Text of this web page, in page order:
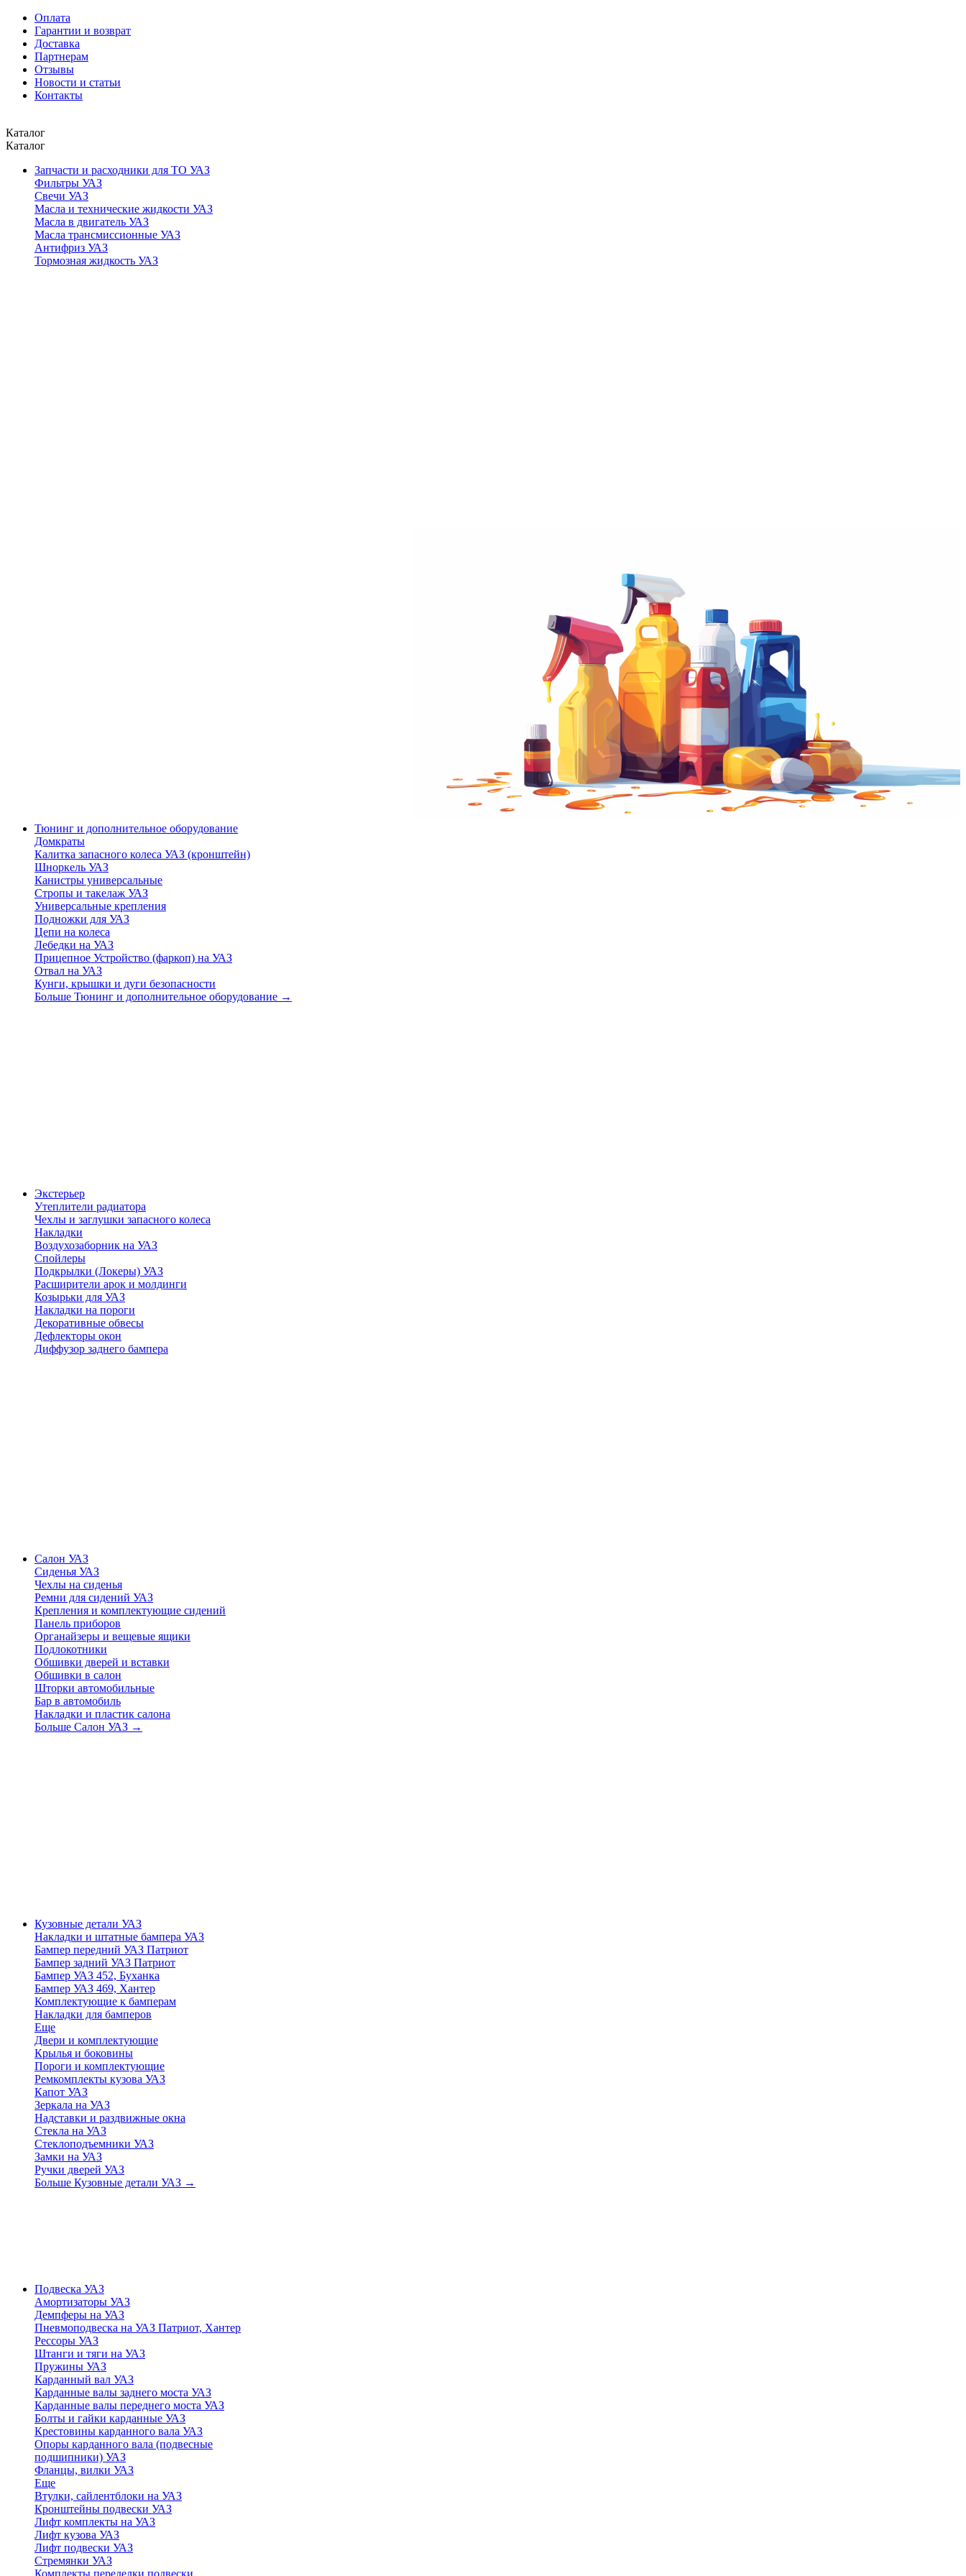
Оплата
Гарантии и возврат
Доставка
Партнерам
Отзывы
Новости и статьи
Контакты
Каталог
Каталог
Запчасти и расходники для ТО УАЗ
Фильтры УАЗ
Свечи УАЗ
Масла и технические жидкости УАЗ
Масла в двигатель УАЗ
Масла трансмиссионные УАЗ
Антифриз УАЗ
Тормозная жидкость УАЗ
Тюнинг и дополнительное оборудование
Домкраты
Калитка запасного колеса УАЗ (кронштейн)
Шноркель УАЗ
Канистры универсальные
Стропы и такелаж УАЗ
Универсальные крепления
Подножки для УАЗ
Цепи на колеса
Лебедки на УАЗ
Прицепное Устройство (фаркоп) на УАЗ
Отвал на УАЗ
Кунги, крышки и дуги безопасности
Больше Тюнинг и дополнительное оборудование →
Экстерьер
Утеплители радиатора
Чехлы и заглушки запасного колеса
Накладки
Воздухозаборник на УАЗ
Спойлеры
Подкрылки (Локеры) УАЗ
Расширители арок и молдинги
Козырьки для УАЗ
Накладки на пороги
Декоративные обвесы
Дефлекторы окон
Диффузор заднего бампера
Салон УАЗ
Сиденья УАЗ
Чехлы на сиденья
Ремни для сидений УАЗ
Крепления и комплектующие сидений
Панель приборов
Органайзеры и вещевые ящики
Подлокотники
Обшивки дверей и вставки
Обшивки в салон
Шторки автомобильные
Бар в автомобиль
Накладки и пластик салона
Больше Салон УАЗ →
Кузовные детали УАЗ
Накладки и штатные бампера УАЗ
Бампер передний УАЗ Патриот
Бампер задний УАЗ Патриот
Бампер УАЗ 452, Буханка
Бампер УАЗ 469, Хантер
Комплектующие к бамперам
Накладки для бамперов
Еще
Двери и комплектующие
Крылья и боковины
Пороги и комплектующие
Ремкомплекты кузова УАЗ
Капот УАЗ
Зеркала на УАЗ
Надставки и раздвижные окна
Стекла на УАЗ
Стеклоподъемники УАЗ
Замки на УАЗ
Ручки дверей УАЗ
Больше Кузовные детали УАЗ →
Подвеска УАЗ
Амортизаторы УАЗ
Демпферы на УАЗ
Пневмоподвеска на УАЗ Патриот, Хантер
Рессоры УАЗ
Штанги и тяги на УАЗ
Пружины УАЗ
Карданный вал УАЗ
Карданные валы заднего моста УАЗ
Карданные валы переднего моста УАЗ
Болты и гайки карданные УАЗ
Крестовины карданного вала УАЗ
Опоры карданного вала (подвесные
подшипники) УАЗ
Фланцы, вилки УАЗ
Еще
Втулки, сайлентблоки на УАЗ
Кронштейны подвески УАЗ
Лифт комплекты на УАЗ
Лифт кузова УАЗ
Лифт подвески УАЗ
Стремянки УАЗ
Комплекты переделки подвески